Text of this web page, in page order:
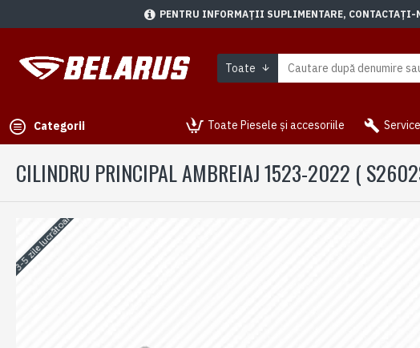
PENTRU INFORMAȚII SUPLIMENTARE, CONTACTAȚI-
Toate
Categorii Toate Piesele și accesoriile
CILINDRU PRINCIPAL AMBREIAJ 1523-2022 (
3-5 zile lucrătoare